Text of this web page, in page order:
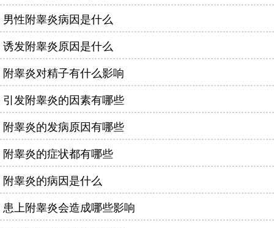
男性附睾炎病因是什么
诱发附睾炎原因是什么
附睾炎对精子有什么影响
引发附睾炎的因素有哪些
附睾炎的发病原因有哪些
附睾炎的症状都有哪些
附睾炎的病因是什么
患上附睾炎会造成哪些影响